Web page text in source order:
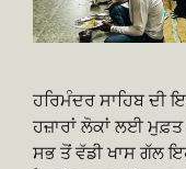
ਹਰਿਮੰਦਰ ਸਾਹਿਬ ਦੀ
ਹਜ਼ਾਰਾਂ ਲੋਕਾਂ ਲਈ
ਸਭ ਤੋਂ ਵੱਡੀ ਖਾਸ ਗੱਲ